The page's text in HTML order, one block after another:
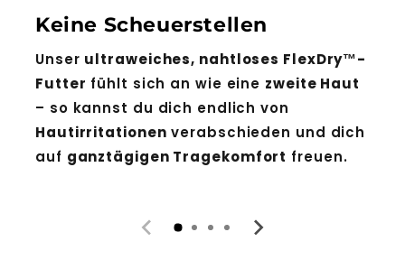
Keine Scheuerstellen
Unser ultraweiches, nahtloses FlexDry™-
Futter fühlt sich an wie eine zweite Haut
– so kannst du dich endlich von
Hautirritationen verabschieden und dich
auf ganztägigen Tragekomfort freuen.